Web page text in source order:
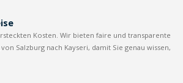
Kosten. Wir bieten faire und transparente
Salzburg nach Kayseri, damit Sie genau wissen,